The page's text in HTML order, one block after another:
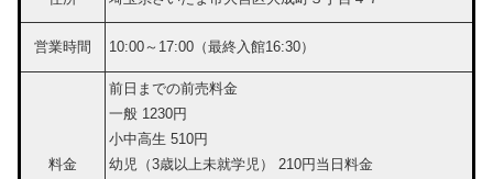
営業時間 10:00～17:00（最終入館16:30）
料金
前日までの前売料金
一般 1230円
小中高生 510円
幼児（3歳以上未就学児） 210円当日料金